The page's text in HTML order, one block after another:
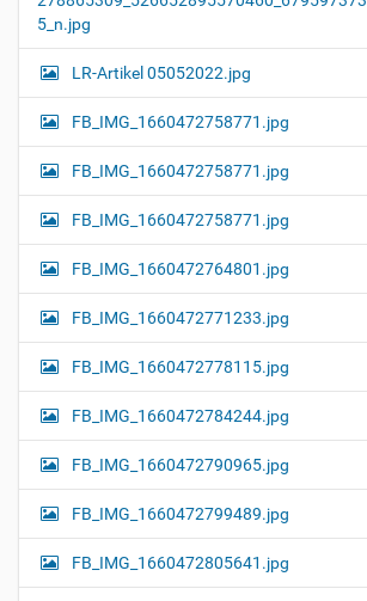
5_n.jpg
LR-Artikel 05052022.jpg
FB_IMG_1660472758771.jpg
FB_IMG_1660472758771.jpg
FB_IMG_1660472758771.jpg
FB_IMG_1660472764801.jpg
FB_IMG_1660472771233.jpg
FB_IMG_1660472778115.jpg
FB_IMG_1660472784244.jpg
FB_IMG_1660472790965.jpg
FB_IMG_1660472799489.jpg
FB_IMG_1660472805641.jpg